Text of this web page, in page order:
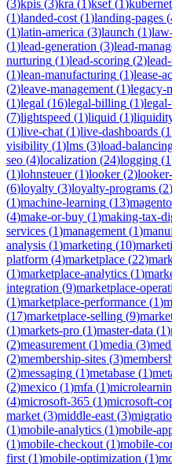
(3)kpis (3)kra (1)ksef(1)
(1)landed-cost (1)landing-pages (
(1)latin-america (3)launch (1)
(1)lead-generation (3)lead-
nurturing (1)lead-scoring (2)
(1)lean-manufacturing (1)lease-
(2)leave-management (1)legacy-
(1)legal (16)legal-billing (1)
(7)lightspeed (1)liquid (1)
(1)live-chat (1)live-dashboards (1
visibility (1)lms (3)load-
seo (4)localization (24)logging (1
(1)lohnsteuer(1)looker(2)
(6)loyalty (3)loyalty-programs (2)
(1)machine-learning (13)magento
(4)make-or-buy (1)making-tax-
services (1)management (1)
analysis (1)marketing (10)
platform (4)marketplace (22)
(1)marketplace-analytics (1)
integration (9)marketplace-
(1)marketplace-performance (1)
(17)marketplace-selling (9)
(1)markets-pro (1)master-data (1)
(2)measurement (1)media (3)
(2)membership-sites (3)
(2)messaging (1)metabase (1)
(2)mexico (1)mfa (1)
(4)microsoft-365 (1)microsoft-
market (3)middle-east (3)
(1)mobile-analytics (1)mobile-
(1)mobile-checkout (1)mobile-
first (1)mobile-optimization (1)